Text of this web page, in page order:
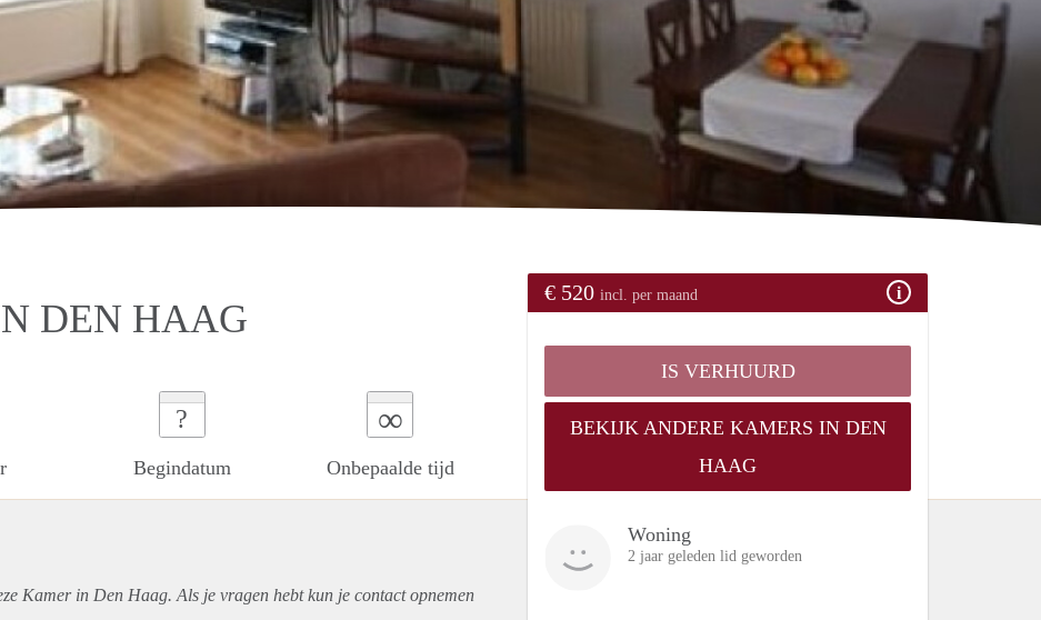
DEN HAAG
?
Begindatum
∞
Onbepaalde tijd
€ 520 incl. per maand
IS VERHUURD
BEKIJK ANDERE KAMERS IN DEN
HAAG
Woning
2 jaar geleden lid geworden
Kamer in Den Haag. Als je vragen hebt kun je contact opnemen